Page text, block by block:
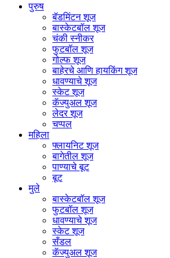
पुरुष
बॅडमिंटन शूज
बास्केटबॉल शूज
चंकी स्नीकर
फुटबॉल शूज
गोल्फ शूज
बाहेरचे आणि हायकिंग शूज
धावण्याचे शूज
स्केट शूज
कॅज्युअल शूज
लेदर शूज
चप्पल
महिला
फ्लायनिट शूज
बागेतील शूज
पाण्याचे बूट
बूट
मुले
बास्केटबॉल शूज
फुटबॉल शूज
धावण्याचे शूज
स्केट शूज
सँडल
कॅज्युअल शूज